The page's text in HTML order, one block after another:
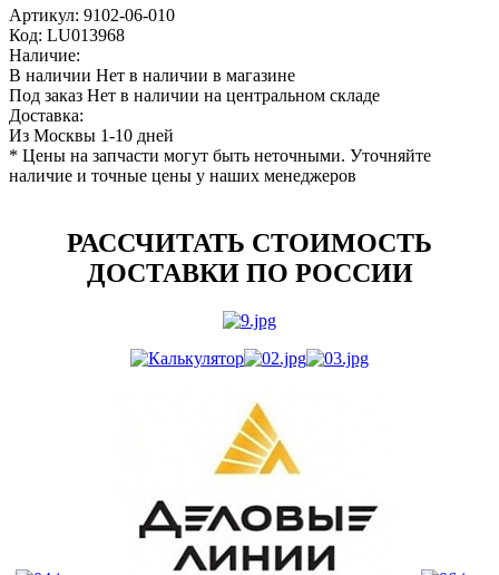
Артикул: 9102-06-010
Код: LU013968
Наличие:
В наличии Нет в наличии в магазине
Под заказ Нет в наличии на центральном складе
Доставка:
Из Москвы 1-10 дней
* Цены на запчасти могут быть неточными. Уточняйте
наличие и точные цены у наших менеджеров
РАССЧИТАТЬ СТОИМОСТЬ
ДОСТАВКИ ПО РОССИИ